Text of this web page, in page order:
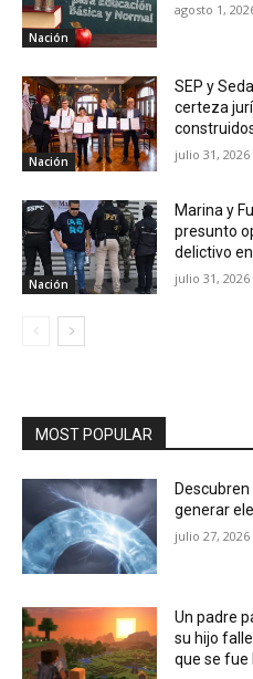
Nación
agosto 1,
Nación
SEP y
certeza
julio 31, 2026
Nación
Marina y
presunto
delictivo
julio 31, 2026
MOST POPULAR
generar
julio 27, 2026
Un padre
su hijo
que se fue